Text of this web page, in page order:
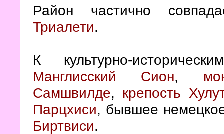
Район частично
Триалети.
К культурно-
Манглисский Сион,
Самшвилде, крепость
Парцхиси, бывшее
Биртвиси.